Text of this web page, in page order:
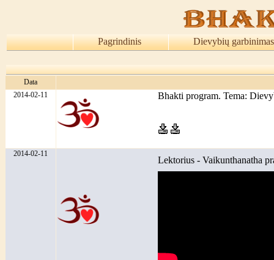
Pagrindinis Dievybių garbinimas
Data
2014-02-11
Bhakti program. Tema:
2014-02-11
Lektorius - Vaikunthanatha